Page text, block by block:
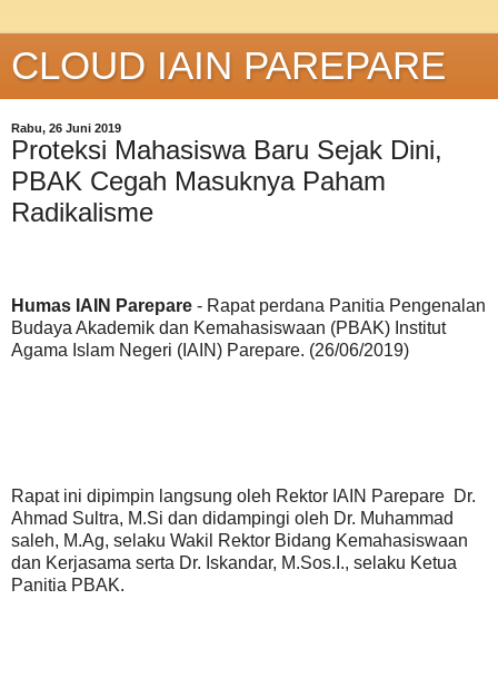
CLOUD IAIN PAREPARE
Rabu, 26 Juni 2019
Proteksi Mahasiswa Baru Sejak Dini,
PBAK Cegah Masuknya Paham
Radikalisme
Humas IAIN Parepare - Rapat perdana Panitia Pengenalan
Budaya Akademik dan Kemahasiswaan (PBAK) Institut
Agama Islam Negeri (IAIN) Parepare. (26/06/2019)
Rapat ini dipimpin langsung oleh Rektor IAIN Parepare Dr.
Ahmad Sultra, M.Si dan didampingi oleh Dr. Muhammad
saleh, M.Ag, selaku Wakil Rektor Bidang Kemahasiswaan
dan Kerjasama serta Dr. Iskandar, M.Sos.I., selaku Ketua
Panitia PBAK.